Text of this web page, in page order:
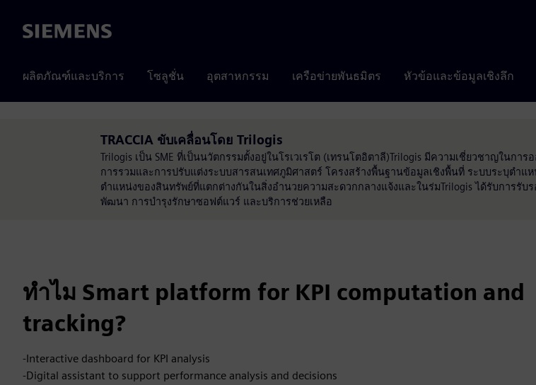
Siemens
ผลิตภัณฑ์และบริการ โซลูชั่น อุตสาหกรรม เครือข่ายพันธมิตร หัวข้อและข้อมูลเชิงลึก
TRACCIA ขับเคลื่อนโดย Trilogis
Trilogis เป็น SME ที่เป็นนวัตกรรมตั้งอยู่ในโรเวเรโต (เทรนโตอิตาลี)Trilogis มีความเชี่ยวชาญในก
การรวมและการปรับแต่งระบบสารสนเทศภูมิศาสตร์ โครงสร้างพื้นฐานข้อมูลเชิงพื้นที่ ระบบระบุตำแห
ตำแหน่งของสินทรัพย์ที่แตกต่างกันในสิ่งอำนวยความสะดวกกลางแจ้งและในร่มTrilogis ได้รับการรับ
พัฒนา การบำรุงรักษาซอฟต์แวร์ และบริการช่วยเหลือ
ทำไม Smart platform for KPI computation and
tracking?
-Interactive dashboard for KPI analysis
-Digital assistant to support performance analysis and decisions